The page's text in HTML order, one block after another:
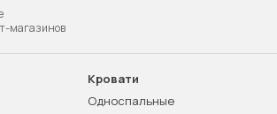
магазинов
Кровати
Односпальные